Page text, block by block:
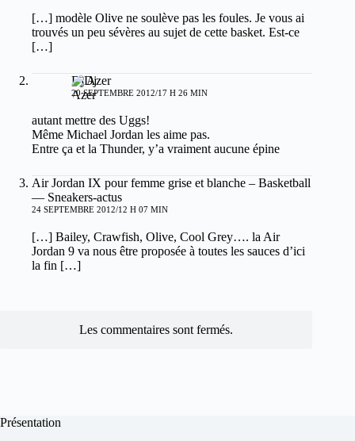
[…] modèle Olive ne soulève pas les foules. Je vous ai
trouvés un peu sévères au sujet de cette basket. Est-ce
[…]
Dj Azer
20 SEPTEMBRE 2012/17 H 26 MIN
autant mettre des Uggs!
Même Michael Jordan les aime pas.
Entre ça et la Thunder, y’a vraiment aucune épine
Air Jordan IX pour femme grise et blanche – Basketball
— Sneakers-actus
24 SEPTEMBRE 2012/12 H 07 MIN
[…] Bailey, Crawfish, Olive, Cool Grey…. la Air
Jordan 9 va nous être proposée à toutes les sauces d’ici
la fin […]
Les commentaires sont fermés.
Présentation